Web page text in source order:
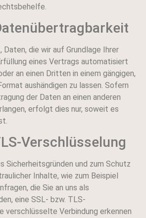
Daten, die wir auf Grundlage Ihrer
eines Vertrags automatisiert
an einen Dritten in einem gängigen,
aushändigen zu lassen. Sofern
der Daten an einen anderen
erfolgt dies nur, soweit es
Verschlüsselung
Sicherheitsgründen und zum Schutz
Inhalte, wie zum Beispiel
die Sie an uns als
eine SSL- bzw. TLS-
verschlüsselte Verbindung erkennen